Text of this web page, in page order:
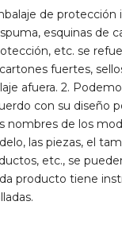
de protección
esquinas de
etc. se
fuertes,
afuera. 2.
con su diseño
nombres de los
las piezas, el
etc., se
producto tiene